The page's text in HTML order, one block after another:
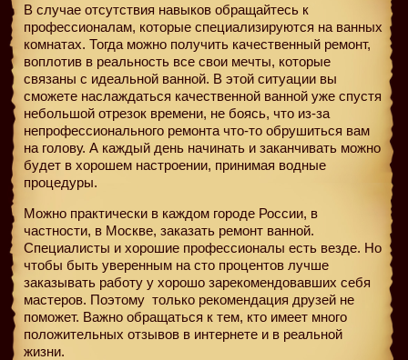
В случае отсутствия навыков обращайтесь к
профессионалам, которые специализируются на ванных
комнатах. Тогда можно получить качественный ремонт,
воплотив в реальность все свои мечты, которые
связаны с идеальной ванной. В этой ситуации вы
сможете наслаждаться качественной ванной уже спустя
небольшой отрезок времени, не боясь, что из-за
непрофессионального ремонта что-то обрушиться вам
на голову. А каждый день начинать и заканчивать можно
будет в хорошем настроении, принимая водные
процедуры.
Можно практически в каждом городе России, в
частности, в Москве, заказать ремонт ванной.
Специалисты и хорошие профессионалы есть везде. Но
чтобы быть уверенным на сто процентов лучше
заказывать работу у хорошо зарекомендовавших себя
мастеров. Поэтому только рекомендация друзей не
поможет. Важно обращаться к тем, кто имеет много
положительных отзывов в интернете и в реальной
жизни.